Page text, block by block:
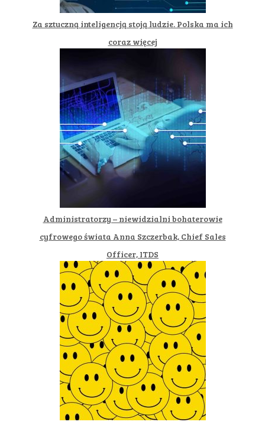
Za sztuczną inteligencją stoją ludzie. Polska ma ich
coraz więcej
Administratorzy – niewidzialni bohaterowie
cyfrowego świata Anna Szczerbak, Chief Sales
Officer, ITDS